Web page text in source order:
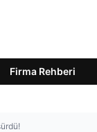
Firma Rehberi